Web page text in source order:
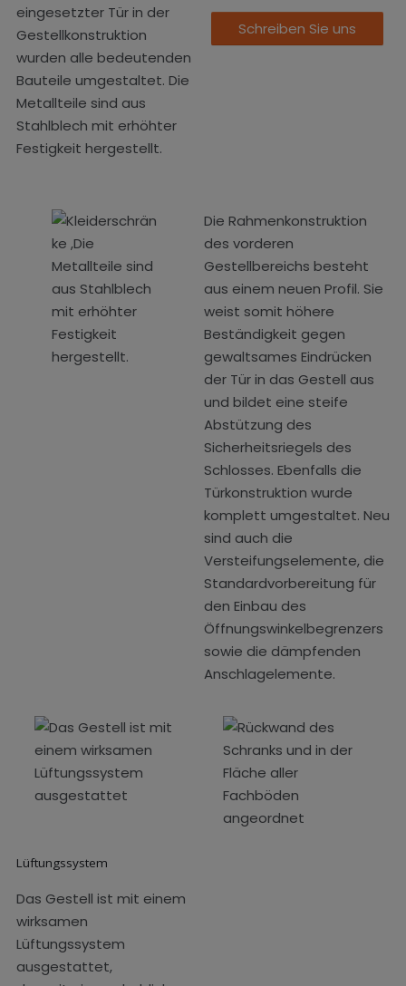
eingesetzter Tür in der
Gestellkonstruktion
wurden alle bedeutenden
Bauteile umgestaltet. Die
Metallteile sind aus
Stahlblech mit erhöhter
Festigkeit hergestellt.
Schreiben Sie uns
Die Rahmenkonstruktion
des vorderen
Gestellbereichs besteht
aus einem neuen Profil. Sie
weist somit höhere
Beständigkeit gegen
gewaltsames Eindrücken
der Tür in das Gestell aus
und bildet eine steife
Abstützung des
Sicherheitsriegels des
Schlosses. Ebenfalls die
Türkonstruktion wurde
komplett umgestaltet. Neu
sind auch die
Versteifungselemente, die
Standardvorbereitung für
den Einbau des
Öffnungswinkelbegrenzers
sowie die dämpfenden
Anschlagelemente.
Lüftungssystem
Das Gestell ist mit einem
wirksamen
Lüftungssystem
ausgestattet,